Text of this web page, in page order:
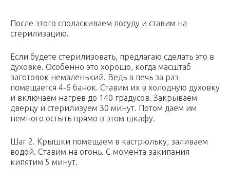
После этого споласкиваем посуду и ставим на
стерилизацию.
Если будете стерилизовать, предлагаю сделать это в
духовке. Особенно это хорошо, когда масштаб
заготовок немаленький. Ведь в печь за раз
помещается 4-6 банок. Ставим их в холодную духовку
и включаем нагрев до 140 градусов. Закрываем
дверцу и стерилизуем 30 минут. Потом даем им
немного остыть прямо в этом шкафу.
Шаг 2. Крышки помещаем в кастрюльку, заливаем
водой. Ставим на огонь. С момента закипания
кипятим 5 минут.